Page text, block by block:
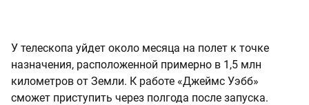
У телескопа уйдет около месяца на полет к точке
назначения, расположенной примерно в 1,5 млн
километров от Земли. К работе «Джеймс Уэбб»
сможет приступить через полгода после запуска.